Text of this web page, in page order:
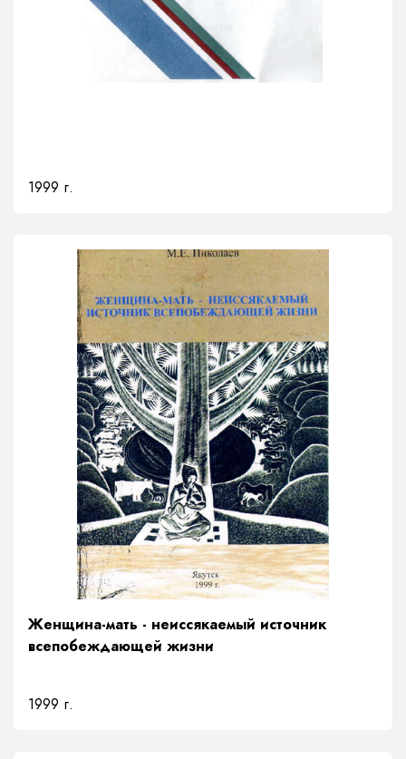
1999 г.
Женщина-мать - неиссякаемый источник
всепобеждающей жизни
1999 г.